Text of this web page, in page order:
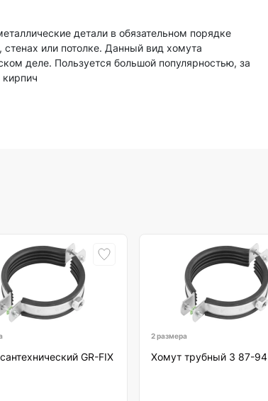
детали в обязательном порядке
или потолке. Данный вид хомута
деле. Пользуется большой популярностью, за
GR-FIX
2 размера
Хомут трубный 3 87-94